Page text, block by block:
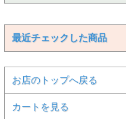
最近チェックした商品
お店のトップへ戻る
カートを見る